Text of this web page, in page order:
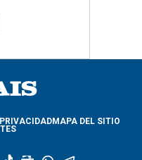
MAPA DEL SITIO